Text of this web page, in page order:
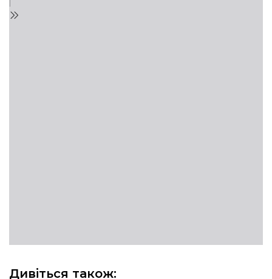
Дивіться також: